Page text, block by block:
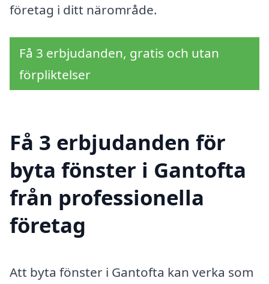
företag i ditt närområde.
Få 3 erbjudanden, gratis och utan
förpliktelser
Få 3 erbjudanden för
byta fönster i Gantofta
från professionella
företag
Att byta fönster i Gantofta kan verka som